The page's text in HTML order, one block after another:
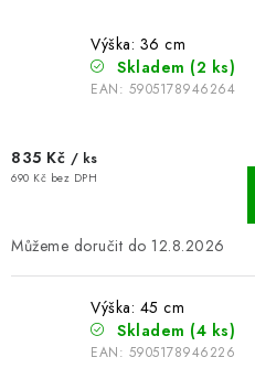
Hodnocení obchodu
Cookies
Výška: 36 cm
Skladem (2 ks)
EAN: 5905178946264
835 Kč / ks
690 Kč bez DPH
12.8.2026
Výška: 45 cm
Skladem (4 ks)
EAN: 5905178946226